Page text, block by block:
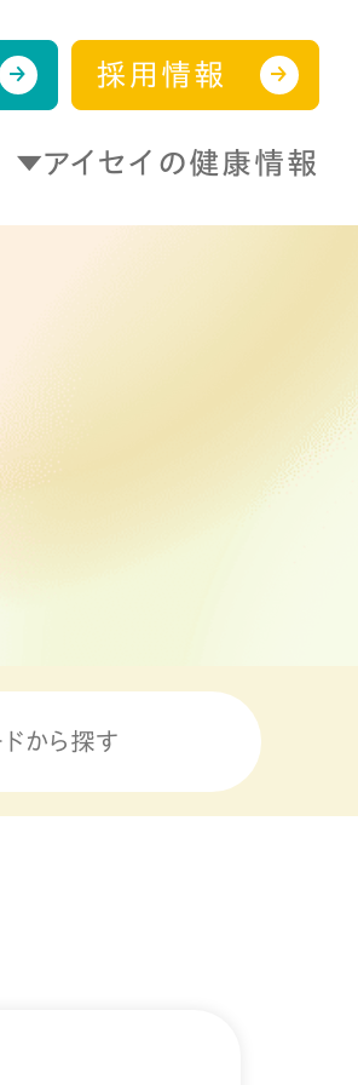
採用情報
アイセイの健康情報